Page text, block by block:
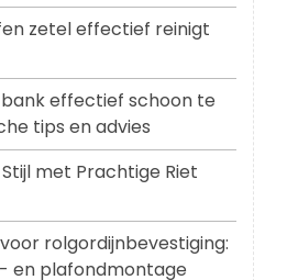
zetel effectief reinigt
effectief schoon te
tips en advies
met Prachtige Riet
rolgordijnbevestiging:
en plafondmontage